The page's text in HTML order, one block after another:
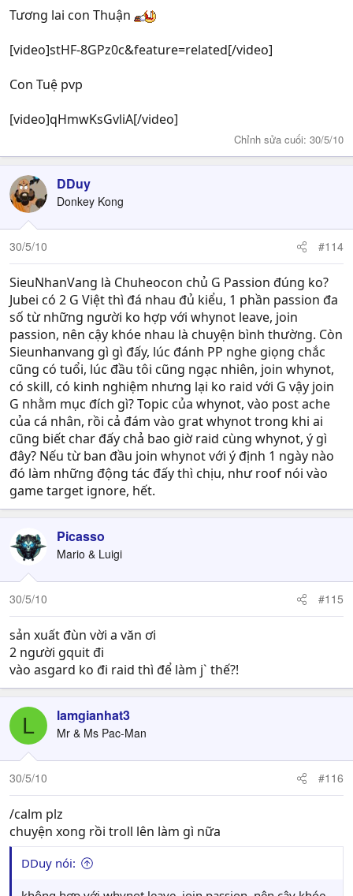
Tương lai con Thuận
[video]stHF-8GPz0c&feature=related[/video]
Con Tuệ pvp
[video]qHmwKsGvliA[/video]
Chỉnh sửa cuối: 30/5/10
DDuy
Donkey Kong
30/5/10 #114
SieuNhanVang là Chuheocon chủ G Passion đúng ko?
Jubei có 2 G Việt thì đá nhau đủ kiểu, 1 phần passion đa
số từ những người ko hợp với whynot leave, join
passion, nên cậy khóe nhau là chuyện bình thường. Còn
Sieunhanvang gì gì đấy, lúc đánh PP nghe giọng chắc
cũng có tuổi, lúc đầu tôi cũng ngạc nhiên, join whynot,
có skill, có kinh nghiệm nhưng lại ko raid với G vậy join
G nhằm mục đích gì? Topic của whynot, vào post ache
của cá nhân, rồi cả đám vào grat whynot trong khi ai
cũng biết char đấy chả bao giờ raid cùng whynot, ý gì
đây? Nếu từ ban đầu join whynot với ý định 1 ngày nào
đó làm những động tác đấy thì chịu, như roof nói vào
game target ignore, hết.
Picasso
Mario & Luigi
30/5/10 #115
sản xuất đùn vời a văn ơi
2 người gquit đi
vào asgard ko đi raid thì để làm j` thế?!
L lamgianhat3
Mr & Ms Pac-Man
30/5/10 #116
/calm plz
chuyện xong rồi troll lên làm gì nữa
DDuy nói: